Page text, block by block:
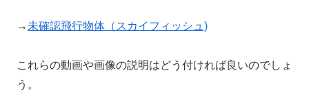
→ 未確認飛行物体（スカイフィッシュ)
これらの動画や画像の説明はどう付ければ良いのでしょ
う。